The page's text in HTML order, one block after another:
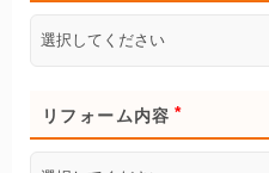
リフォーム内容